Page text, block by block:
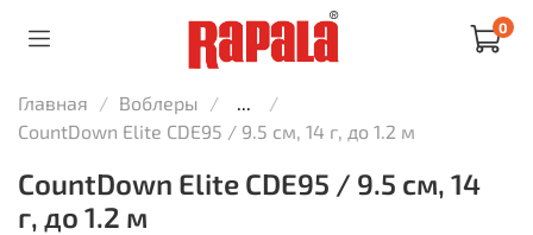
0
Главная Воблеры
...
CountDown Elite CDE95 / 9.5 см, 14 г, до 1.2 м
CountDown Elite CDE95 / 9.5 см, 14
г, до 1.2 м